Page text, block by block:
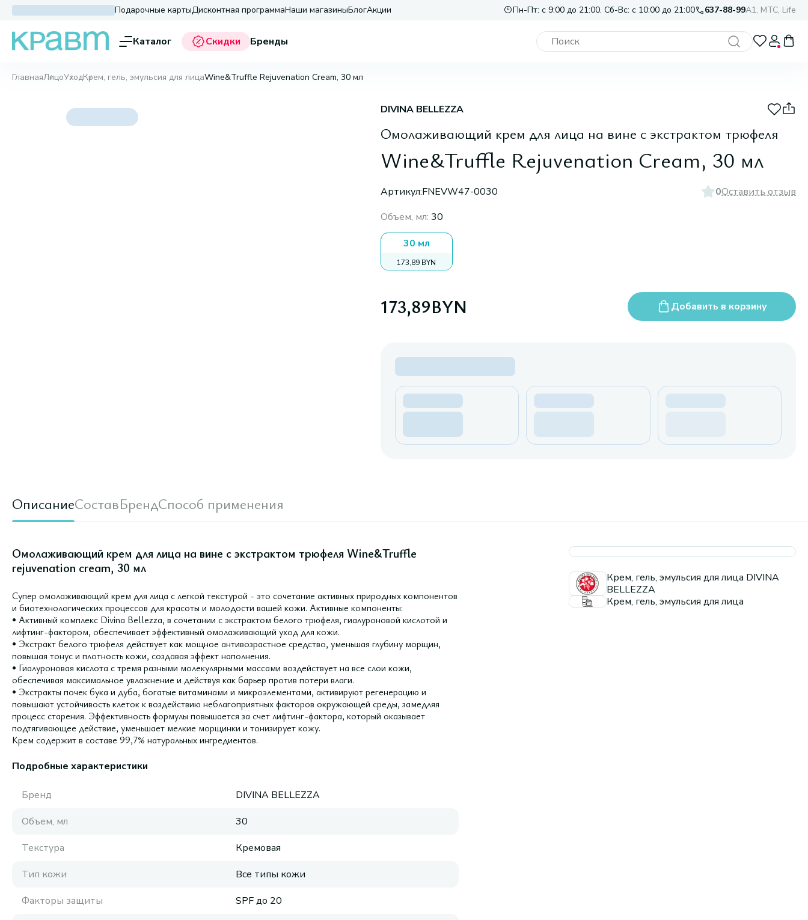
Подарочные картыДисконтная программаНаши магазиныБлогАкции Пн-Пт: с 9:00 до 21:00. Сб-Вс: с 10:00 до 21:00 637-88-99A1, МТС, Life
Каталог Скидки Бренды
ГлавнаяЛицоУходКрем, гель, эмульсия для лицаWine&Truffle Rejuvenation Cream, 30 мл
DIVINA BELLEZZA
Омолаживающий крем для лица на вине с экстрактом трюфеля
Wine&Truffle Rejuvenation Cream, 30 мл
Артикул:FNEVW47-0030 0Оставить отзыв
Объем, мл: 30
30 мл
173,89 BYN
173,89BYN Добавить в корзину
ОписаниеСоставБрендСпособ применения
Омолаживающий крем для лица на вине с экстрактом трюфеля Wine&Truffle
rejuvenation cream, 30 мл
Супер омолаживающий крем для лица с легкой текстурой - это сочетание активных природных компонентов
и биотехнологических процессов для красоты и молодости вашей кожи. Активные компоненты:
• Активный комплекс Divina Bellezza, в сочетании с экстрактом белого трюфеля, гиалуроновой кислотой и
лифтинг-фактором, обеспечивает эффективный омолаживающий уход для кожи.
• Экстракт белого трюфеля действует как мощное антивозрастное средство, уменьшая глубину морщин,
повышая тонус и плотность кожи, создавая эффект наполнения.
• Гиалуроновая кислота с тремя разными молекулярными массами воздействует на все слои кожи,
обеспечивая максимальное увлажнение и действуя как барьер против потери влаги.
• Экстракты почек бука и дуба, богатые витаминами и микроэлементами, активируют регенерацию и
повышают устойчивость клеток к воздействию неблагоприятных факторов окружающей среды, замедляя
процесс старения. Эффективность формулы повышается за счет лифтинг-фактора, который оказывает
подтягивающее действие, уменьшает мелкие морщинки и тонизирует кожу.
Крем содержит в составе 99,7% натуральных ингредиентов.
Подробные характеристики
Бренд
DIVINA BELLEZZA
Объем, мл
30
Текстура
Кремовая
Тип кожи
Все типы кожи
Факторы защиты
SPF до 20
Крем, гель, эмульсия для лица DIVINA
BELLEZZA
Крем, гель, эмульсия для лица